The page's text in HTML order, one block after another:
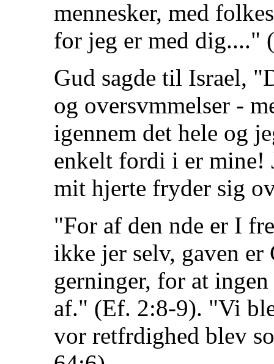
mennesker, med
for jeg er med dig...."
Gud sagde til Israel,
og oversvmmelser -
igennem det hele og
enkelt fordi i er mine!
mit hjerte fryder sig
"For af den nde er I
ikke jer selv, gaven
gerninger, for at
af." (Ef. 2:8-9). "Vi
vor retfrdighed blev